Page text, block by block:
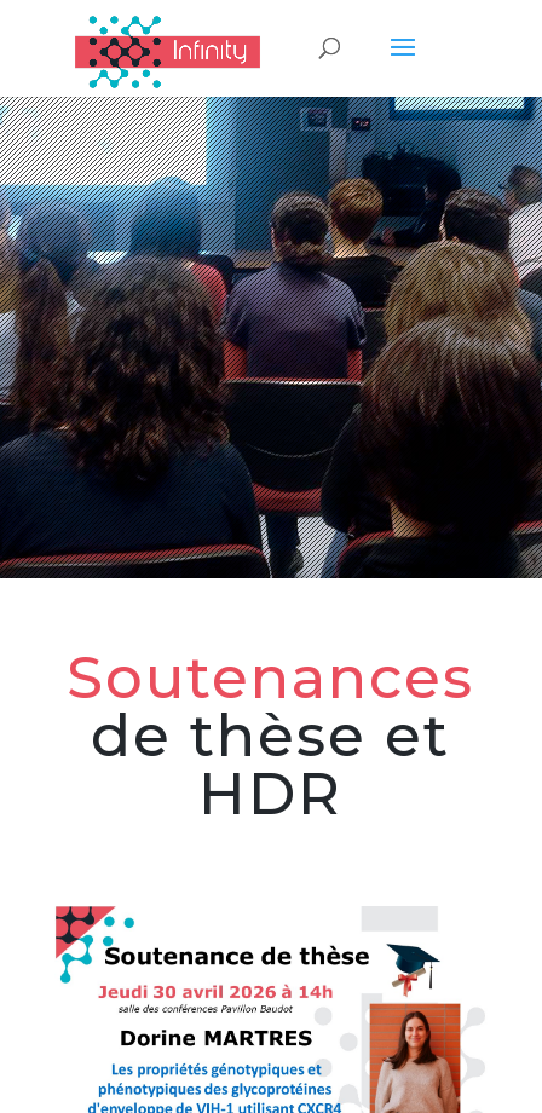
Soutenances
de thèse et
HDR